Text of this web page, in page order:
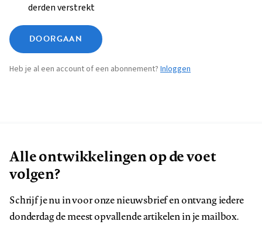
derden verstrekt
DOORGAAN
Heb je al een account of een abonnement? Inloggen
Alle ontwikkelingen op de voet
volgen?
Schrijf je nu in voor onze nieuwsbrief en ontvang iedere
donderdag de meest opvallende artikelen in je mailbox.